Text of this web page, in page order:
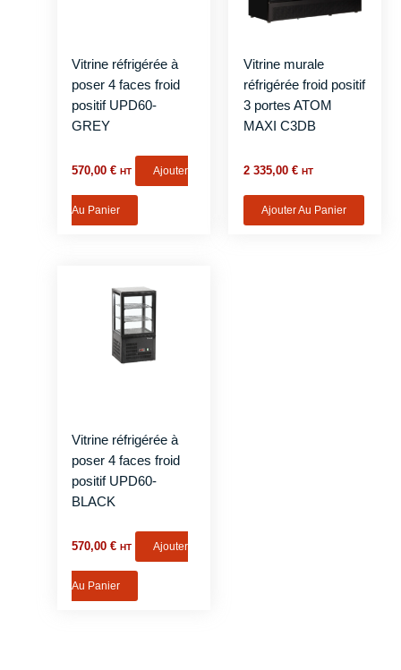
Vitrine réfrigérée à
poser 4 faces froid
positif UPD60-
GREY
570,00€ HT Ajouter
Au Panier
Vitrine murale
réfrigérée froid positif
3 portes ATOM
MAXI C3DB
2 335,00 € HT
Ajouter Au Panier
Vitrine réfrigérée à
poser 4 faces froid
positif UPD60-
BLACK
570,00€ HT Ajouter
Au Panier